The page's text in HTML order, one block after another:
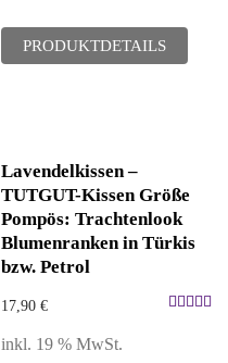
PRODUKTDETAILS
Lavendelkissen –
TUTGUT-Kissen Größe
Pompös: Trachtenlook
Blumenranken in Türkis
bzw. Petrol
17,90 €
inkl. 19 % MwSt.